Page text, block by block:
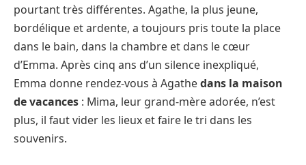
pourtant très différentes. Agathe, la plus jeune,
bordélique et ardente, a toujours pris toute la place
dans le bain, dans la chambre et dans le cœur
d’Emma. Après cinq ans d’un silence inexpliqué,
Emma donne rendez-vous à Agathedans la maison
de vacances : Mima, leur grand-mère adorée, n’est
plus, il faut vider les lieux et faire le tri dans les
souvenirs.